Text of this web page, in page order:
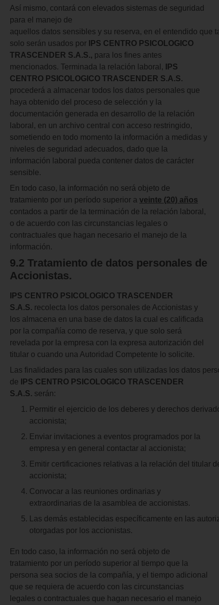
Así mismo, contará con elevados sistemas de seguridad
para el manejo de
aquellos datos sensibles y su reserva, en el entendido que
solo serán usados por
IPS CENTRO PSICOLOGICO
TRASCENDER S.A.S., para los fines antes
mencionados. Terminada la relación laboral,
IPS
CENTRO PSICOLOGICO TRASCENDER S.A.S.
procederá a almacenar todos los datos personales que
haya obtenido del proceso de selección y la
documentación generada en desarrollo de la relación
laboral, en un archivo central con acceso restringido,
sometiendo en todo momento la información a medidas y
niveles de seguridad adecuados, dado que la
información laboral pueda contener datos de carácter
sensible.
En todo caso, la información no será objeto de
tratamiento por un período superior a veinte (20) años
contados a partir de la terminación de la relación laboral,
o de acuerdo con las circunstancias legales o
contractuales que hagan necesario el manejo de la
información.
9.2 Tratamiento de datos personales de
Accionistas.
IPS CENTRO PSICOLOGICO TRASCENDER
S.A.S. recolecta los datos personales de Accionistas y
los almacena en una base de datos la cual es calificada
por la compañía como de reserva, y que solo será
revelada por la empresa con la expresa autorización del
titular o cuando una Autoridad Competente lo solicite.
Las finalidades para las cuales son utilizadas los datos
de
IPS CENTRO PSICOLOGICO TRASCENDER
S.A.S. serán:
Permitir el ejercicio de los deberes y derechos
accionista;
Enviar invitaciones a eventos programados por la
empresa y en general contactar al accionista;
Emitir certificaciones relativas a la relación del titular
accionista;
Convocar a las reuniones ordinarias y
extraordinarias de la asamblea de accionistas.
Las demás establecidas específicamente en las
otorgadas por los accionistas.
En todo caso, la información no será objeto de
tratamiento por un período superior al tiempo que la
persona sea socios de la compañía, y el tiempo adicional
que se requiera de acuerdo con las circunstancias
legales o contractuales que hagan necesario el manejo